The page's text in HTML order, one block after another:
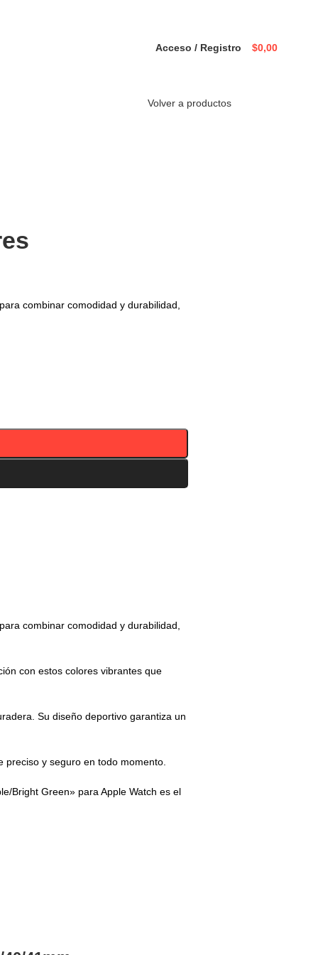
Acceso / Registro $0,00
Volver a productos
combinar comodidad y durabilidad,
combinar comodidad y durabilidad,
con estos colores vibrantes que
Su diseño deportivo garantiza un
y seguro en todo momento.
Bright Green» para Apple Watch es el